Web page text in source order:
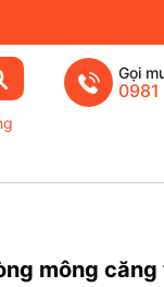
Gọi
mông